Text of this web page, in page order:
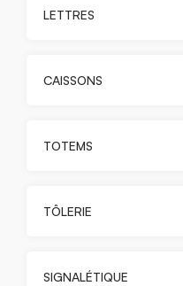
LETTRES
CAISSONS
TOTEMS
TÔLERIE
SIGNALÉTIQUE